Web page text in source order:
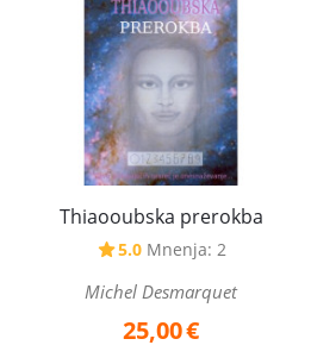
Thiaooubska prerokba
5.0 Mnenja: 2
Michel Desmarquet
25,00€